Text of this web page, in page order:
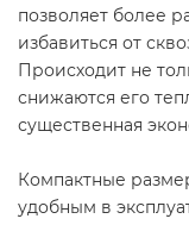
позволяет более
избавиться от
Происходит не
снижаются его
существенная
Компактные
удобным в